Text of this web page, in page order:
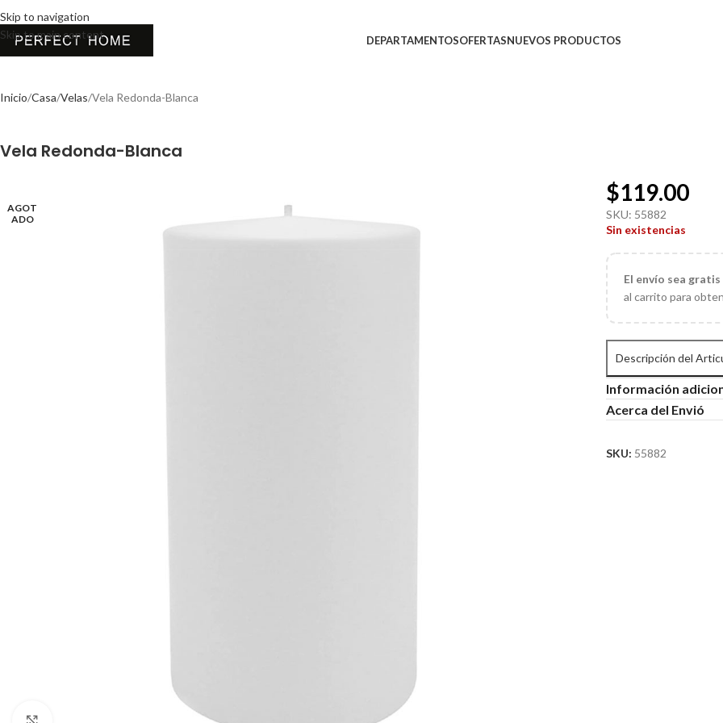
Skip to navigation
Skip to main content
DEPARTAMENTOSOFERTASNUEVOS PRODUCTOS
Inicio Casa Velas Vela Redonda-Blanca
Vela Redonda-Blanca
AGOT
ADO
$119.00
SKU: 55882
Sin existencias
El envío sea
al carrito para
Descripción del
Información
Acerca del Envió
SKU: 55882